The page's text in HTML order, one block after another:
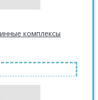
комплексы